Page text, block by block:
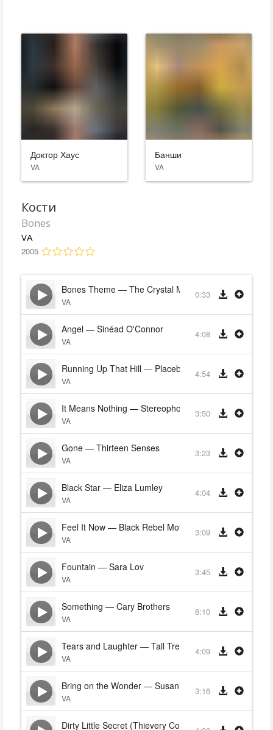
Доктор Хаус
VA
Банши
VA
Кости
Bones
VA
2005
Bones Theme — The Crystal Method
VA
0:33
Angel — Sinéad O'Connor
VA
4:08
Running Up That Hill — Placebo
VA
4:54
It Means Nothing — Stereophonics
VA
3:50
Gone — Thirteen Senses
VA
3:23
Black Star — Eliza Lumley
VA
4:04
Feel It Now — Black Rebel Motorcycle Club
VA
3:09
Fountain — Sara Lov
VA
3:45
Something — Cary Brothers
VA
6:10
Tears and Laughter — Tall Tree 6Ft. Man
VA
4:09
Bring on the Wonder — Susan Enan (Featuring Sarah
VA
3:16
Dirty Little Secret (Thievery Corporation Remix) -